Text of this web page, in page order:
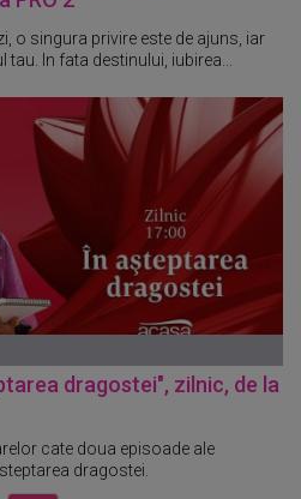
o singura privire este de ajuns, iar
In fata destinului, iubirea...
dragostei", zilnic, de la
cate doua episoade ale
dragostei.